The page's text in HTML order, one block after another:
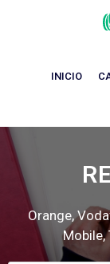
INICIO
Orange,
Mobile,